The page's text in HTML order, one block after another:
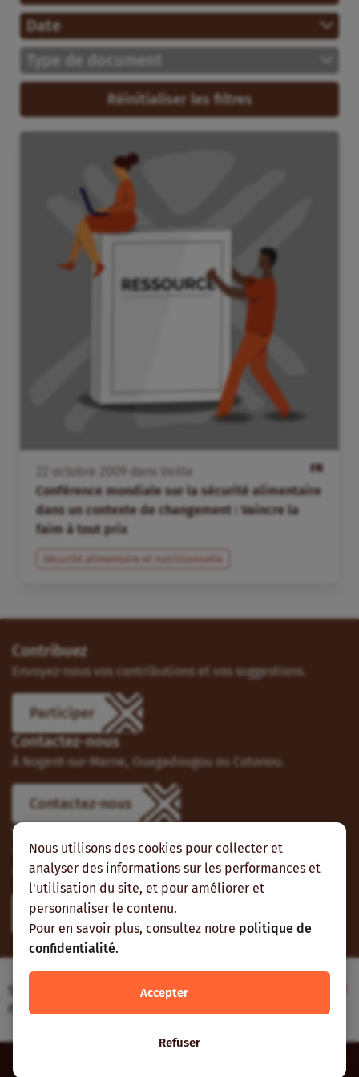
Nous utilisons des cookies pour collecter et
analyser des informations sur les performances et
l'utilisation du site, et pour améliorer et
personnaliser le contenu.
Pour en savoir plus, consultez notre politique de
confidentialité.
Accepter
Refuser
Date
Type de document
Réinitialiser les filtres
FR
octobre dans
Veille
Conférence mondiale sur la sécurité alimentaire
dans un contexte de changement : Vaincre la
faim à tout prix
Sécurité alimentaire et nutritionnelle
Contribuez
Envoyez-nous vos contributions et vos suggestions.
Participer
Contactez-nous
À Nogent-sur-Marne, Ouagadougou ou Cotonou.
Contactez-nous
Suivez-nous
Vous pouvez aussi vous abonner à nos flux RSS et nous
suivre sur les réseaux sociaux.
Site web réalisé avec le soutien de l’Agence
Française de Développement